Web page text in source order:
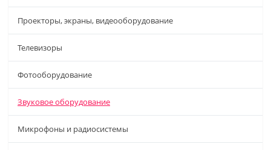
Проекторы, экраны, видеооборудование
Телевизоры
Фотооборудование
Звуковое оборудование
Микрофоны и радиосистемы